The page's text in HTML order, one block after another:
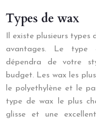
Types de wax
Il existe plusieurs types
avantages. Le type
dépendra de votre
budget. Les wax les
le polyethylène et le
type de wax le plus
glisse et une